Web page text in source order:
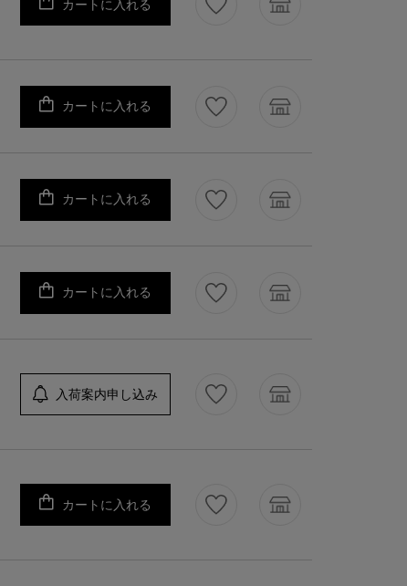
カートに入れる
カートに入れる
カートに入れる
カートに入れる
入荷案内申し込み
カートに入れる